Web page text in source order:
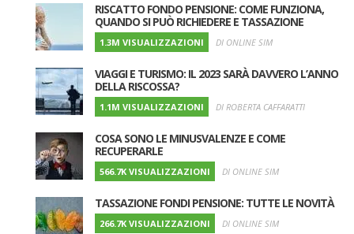
RISCATTO FONDO PENSIONE: COME FUNZIONA,
QUANDO SI PUÒ RICHIEDERE E TASSAZIONE
1.3M VISUALIZZAZIONI DI ONLINE SIM
VIAGGI E TURISMO: IL 2023 SARÀ DAVVERO L’ANNO
DELLA RISCOSSA?
1.1M VISUALIZZAZIONI DI ROBERTA CAFFARATTI
COSA SONO LE MINUSVALENZE E COME
RECUPERARLE
566.7K VISUALIZZAZIONI DI ONLINE SIM
TASSAZIONE FONDI PENSIONE: TUTTE LE NOVITÀ
266.7K VISUALIZZAZIONI DI ONLINE SIM